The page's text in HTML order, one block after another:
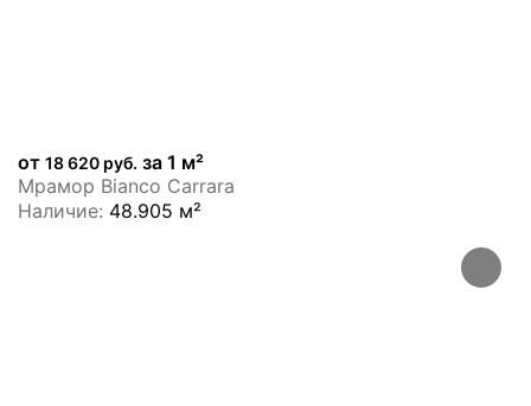
от 18 620 руб. за 1 м²
Мрамор Bianco Carrara
Наличие: 48.905 м²